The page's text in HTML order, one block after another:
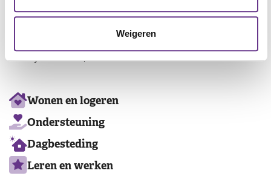
Weigeren
Voor algemene en zakelijke vragen
Servicekantoor Amersfoort:
Ons
aanbod
Wonen en logeren
Ondersteuning
Dagbesteding
Leren en werken